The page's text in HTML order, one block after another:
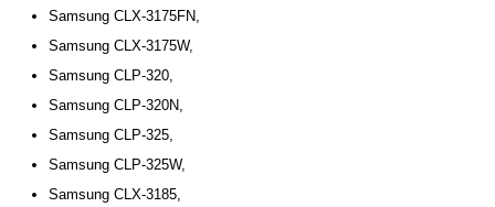
Samsung CLX-3175FN,
Samsung CLX-3175W,
Samsung CLP-320,
Samsung CLP-320N,
Samsung CLP-325,
Samsung CLP-325W,
Samsung CLX-3185,